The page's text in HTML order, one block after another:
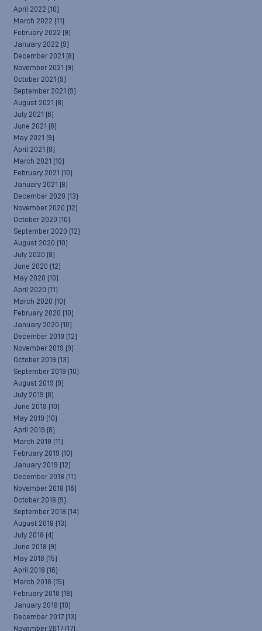
April 2022 (10)
March 2022 (11)
February 2022 (9)
January 2022 (9)
December 2021 (8)
November 2021 (9)
October 2021 (9)
September 2021 (9)
August 2021 (8)
July 2021 (6)
June 2021 (8)
May 2021 (9)
April 2021 (9)
March 2021 (10)
February 2021 (10)
January 2021 (8)
December 2020 (13)
November 2020 (12)
October 2020 (10)
September 2020 (12)
August 2020 (10)
July 2020 (9)
June 2020 (12)
May 2020 (10)
April 2020 (11)
March 2020 (10)
February 2020 (10)
January 2020 (10)
December 2019 (12)
November 2019 (9)
October 2019 (13)
September 2019 (10)
August 2019 (9)
July 2019 (8)
June 2019 (10)
May 2019 (10)
April 2019 (8)
March 2019 (11)
February 2019 (10)
January 2019 (12)
December 2018 (11)
November 2018 (16)
October 2018 (9)
September 2018 (14)
August 2018 (13)
July 2018 (4)
June 2018 (9)
May 2018 (15)
April 2018 (16)
March 2018 (15)
February 2018 (18)
January 2018 (10)
December 2017 (13)
November 2017 (17)